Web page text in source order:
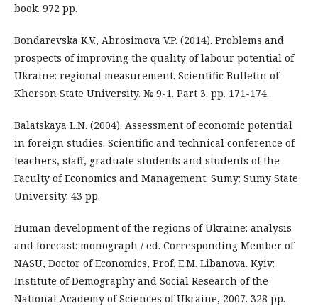
book. 972 pp.
Bondarevska K.V., Abrosimova V.P. (2014). Problems and
prospects of improving the quality of labour potential of
Ukraine: regional measurement. Scientific Bulletin of
Kherson State University. № 9-1. Part 3. pp. 171-174.
Balatskaya L.N. (2004). Assessment of economic potential
in foreign studies. Scientific and technical conference of
teachers, staff, graduate students and students of the
Faculty of Economics and Management. Sumy: Sumy State
University. 43 pp.
Human development of the regions of Ukraine: analysis
and forecast: monograph / ed. Corresponding Member of
NASU, Doctor of Economics, Prof. E.M. Libanova. Kyiv:
Institute of Demography and Social Research of the
National Academy of Sciences of Ukraine, 2007. 328 pp.